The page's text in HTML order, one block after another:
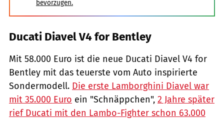
bevorzugen.
Ducati Diavel V4 for Bentley
Mit 58.000 Euro ist die neue Ducati Diavel V4 for
Bentley mit das teuerste vom Auto inspirierte
Sondermodell. Die erste Lamborghini Diavel war
mit 35.000 Euro ein "Schnäppchen", 2 Jahre später
rief Ducati mit den Lambo-Fighter schon 63.000